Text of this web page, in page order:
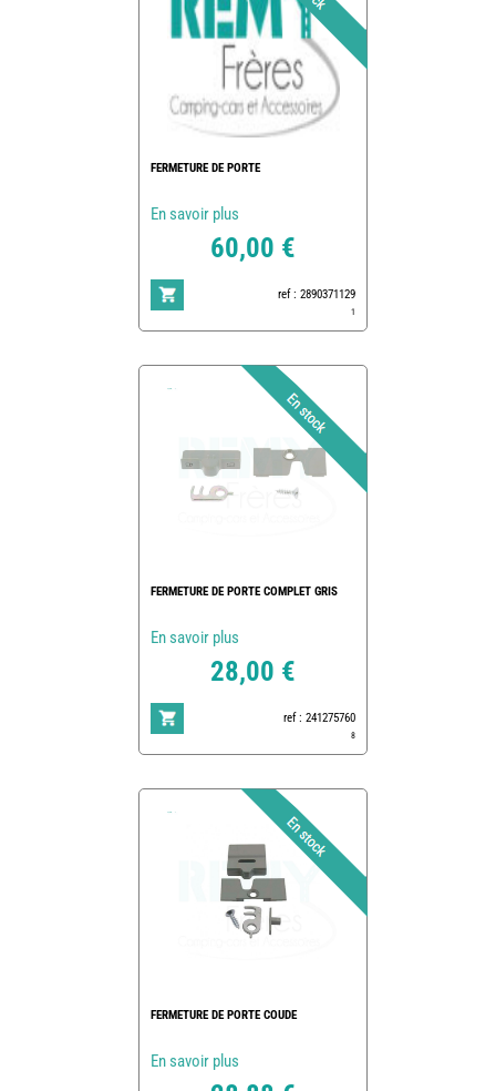
FERMETURE DE PORTE
En savoir plus
60,00 €
ref : 2890371129
1
FERMETURE DE PORTE COMPLET GRIS
En savoir plus
28,00 €
ref : 241275760
8
FERMETURE DE PORTE COUDE
En savoir plus